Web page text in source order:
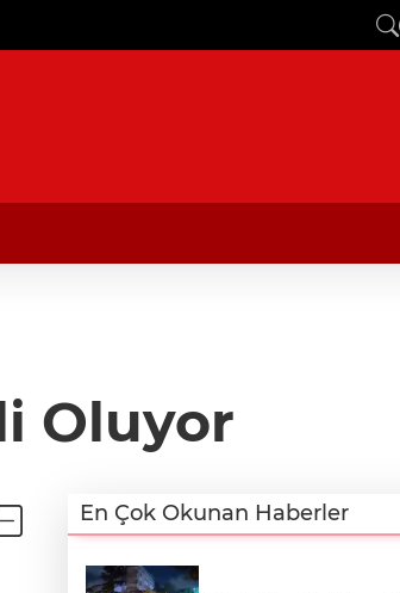
Oluyor
En Çok Okunan Haberler